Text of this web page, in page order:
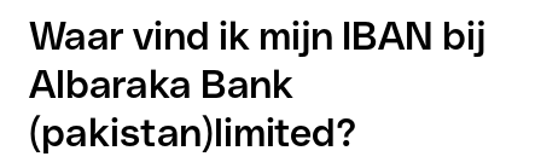
Waar vind ik mijn IBAN bij
Albaraka Bank
(pakistan)limited?